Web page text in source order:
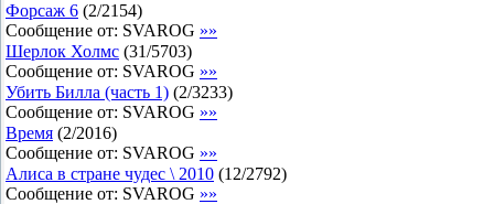
Форсаж 6 (2/2154)
Сообщение от: SVAROG »»
Шерлок Холмс (31/5703)
Сообщение от: SVAROG »»
Убить Билла (часть 1) (2/3233)
Сообщение от: SVAROG »»
Время (2/2016)
Сообщение от: SVAROG »»
Алиса в стране чудес \ 2010 (12/2792)
Сообщение от: SVAROG »»